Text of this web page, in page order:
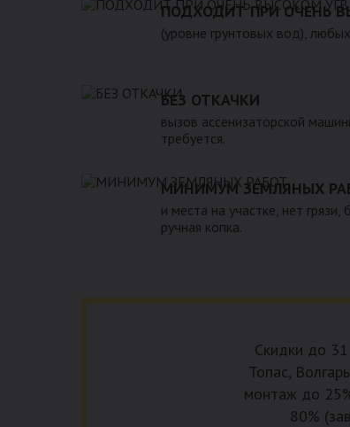
ПОДХОДИТ ПРИ ОЧЕНЬ
(уровне грунтовых вод),
БЕЗ ОТКАЧКИ
вызов ассенизаторской
требуется.
МИНИМУМ ЗЕМЛЯНЫХ
и места на участке, нет
ручная копка.
Скидки до 31
Топас,
монтаж до
80%